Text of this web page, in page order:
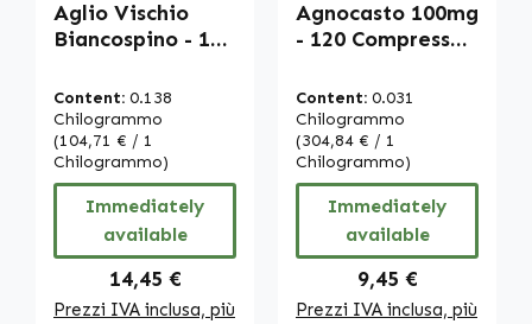
Aglio Vischio
Biancospino - 120
Vitamina C - per
il Sistema
Immunitario, la
Formazione del
Collagene e altro
- Vegano |
Warnke
Vitalstoffe
Content: 0.138
Chilogrammo
(104,71 € / 1
Chilogrammo)
Immediately
available
Regular price:
14,45 €
Prezzi IVA inclusa, più
Agnocasto 100mg
- 120 Compresse -
deglutire - con
Zinco - per il
sistema
immunitario, la
pelle, le ossa e
molto altro |
Warnke
Vitalstoffe
Content: 0.031
Chilogrammo
(304,84 € / 1
Chilogrammo)
Immediately
available
Regular price:
9,45 €
Prezzi IVA inclusa, più